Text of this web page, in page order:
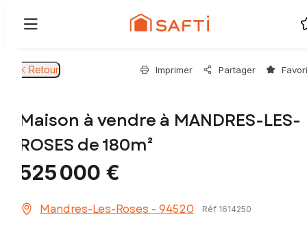
Retour Imprimer Partager
Maison à vendre à MANDRES-LES-
ROSES de 180m²
525 000 €
Mandres-Les-Roses - 94520 Réf 1614250